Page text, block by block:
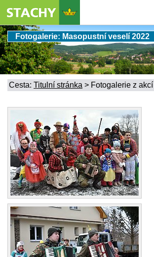
Fotogalerie: Masopustní veselí 2022
Cesta: Titulní stránka > Fotogalerie z akcí